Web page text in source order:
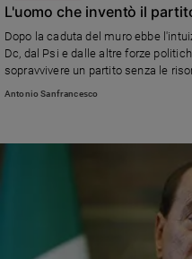
Coppia
Scuola
giovani
Adolescenza
Vai
Riflessioni
L'uomo che inventò il
Dopo la caduta del muro ebbe
Dc, dal Psi e dalle altre forze
sopravvivere un partito senza le
leader sarà molto difficile. Può
Antonio Sanfrancesco